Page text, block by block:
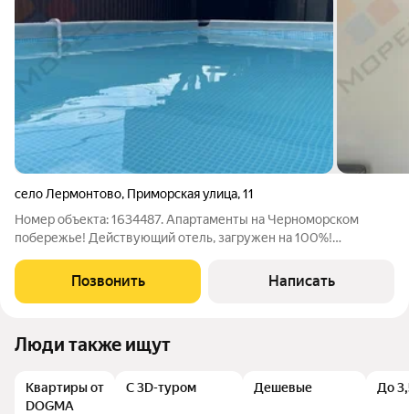
село Лермонтово, Приморская улица,11
Номер объекта: 1634487. Апартаменты на Черноморском
побережье! Действующий отель, загружен на 100%!
аквапарк. В отеле своя закрытая территория, современный
дизайн, высокий уровень сервиса.
Позвонить Написать
Люди также ищут
Квартиры от
DOGMA
С 3D-туром Дешевые До